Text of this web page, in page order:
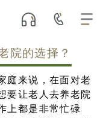
院的选择？
庭来说，在面对老
要让老人去养老院
上都是非常忙碌